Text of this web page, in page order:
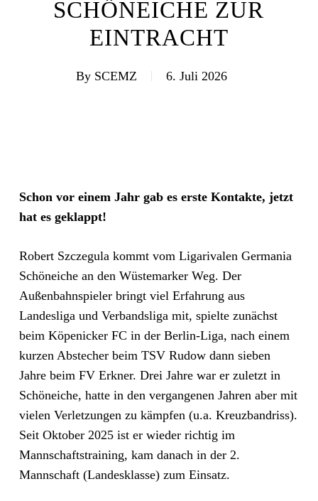
SCHÖNEICHE ZUR
EINTRACHT
By SCEMZ 6. Juli 2026
Schon vor einem Jahr gab es erste Kontakte, jetzt
hat es geklappt!
Robert Szczegula kommt vom Ligarivalen Germania
Schöneiche an den Wüstemarker Weg. Der
Außenbahnspieler bringt viel Erfahrung aus
Landesliga und Verbandsliga mit, spielte zunächst
beim Köpenicker FC in der Berlin-Liga, nach einem
kurzen Abstecher beim TSV Rudow dann sieben
Jahre beim FV Erkner. Drei Jahre war er zuletzt in
Schöneiche, hatte in den vergangenen Jahren aber mit
vielen Verletzungen zu kämpfen (u.a. Kreuzbandriss).
Seit Oktober 2025 ist er wieder richtig im
Mannschaftstraining, kam danach in der 2.
Mannschaft (Landesklasse) zum Einsatz.